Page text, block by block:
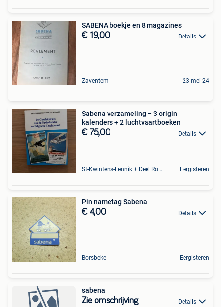
SABENA boekje en 8 magazines
€ 19,00 Details
Zaventem 23 mei 24
Sabena verzameling – 3 origin
kalenders + 2 luchtvaartboeken
€ 75,00 Details
St-Kwintens-Lennik + Deel Roosdaal Eergisteren
Pin nametag Sabena
€ 4,00 Details
Borsbeke Eergisteren
sabena
Zie omschrijving Details